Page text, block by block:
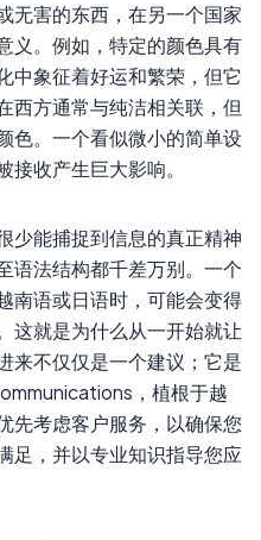
无害的东西，在另一个国家
义。例如，特定的颜色具有
中象征着好运和繁荣，但它
西方通常与纯洁相关联，但
色。一个看似微小的简单设
收产生巨大影响。
少能捕捉到信息的真正精神
语法结构都千差万别。一个
南语或日语时，可能会变得
这就是为什么从一开始就让
来不仅仅是一个建议；它是
，植根于越
先考虑客户服务，以确保您
足，并以专业知识指导您应